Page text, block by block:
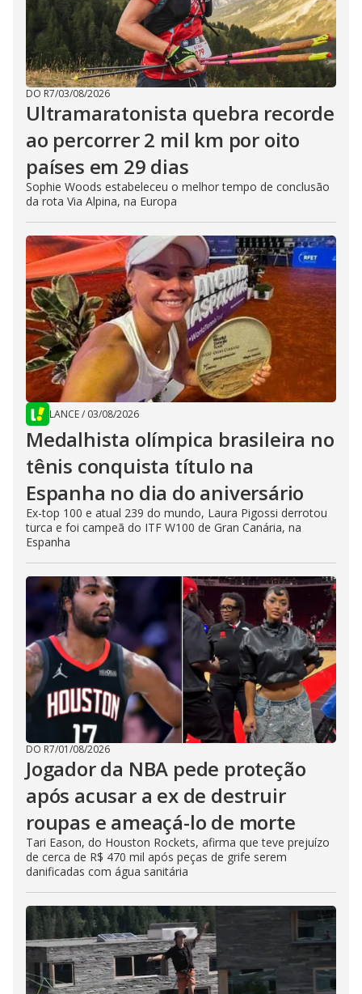
DO R7/03/08/2026
Ultramaratonista quebra recorde
ao percorrer 2 mil km por oito
países em 29 dias
Sophie Woods estabeleceu o melhor tempo de conclusão
da rota Via Alpina, na Europa
LANCE/ 03/08/2026
Medalhista olímpica brasileira no
tênis conquista título na
Espanha no dia do aniversário
Ex-top 100 e atual 239 do mundo, Laura Pigossi derrotou
turca e foi campeã do ITF W100 de Gran Canária, na
Espanha
DO R7/01/08/2026
Jogador da NBA pede proteção
após acusar a ex de destruir
roupas e ameaçá-lo de morte
Tari Eason, do Houston Rockets, afirma que teve prejuízo
de cerca de R$ 470 mil após peças de grife serem
danificadas com água sanitária